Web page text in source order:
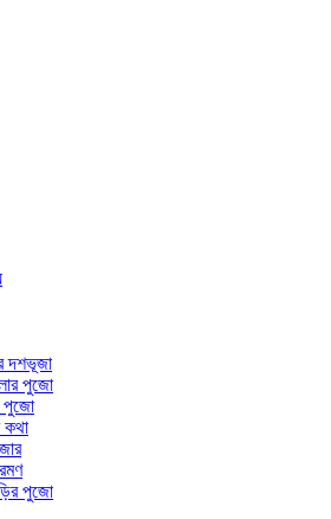
দশভূজা
পুজো
পুজো
কথা
পুজো